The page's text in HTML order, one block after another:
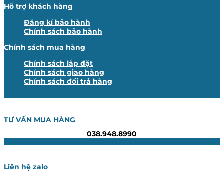
Hỗ trợ khách hàng
Đăng kí bảo hành
Chính sách bảo hành
Chính sách mua hàng
Chính sách lắp đặt
Chính sách giao hàng
Chính sách đổi trả hàng
TƯ VẤN MUA HÀNG
038.948.8990
Liên hệ zalo